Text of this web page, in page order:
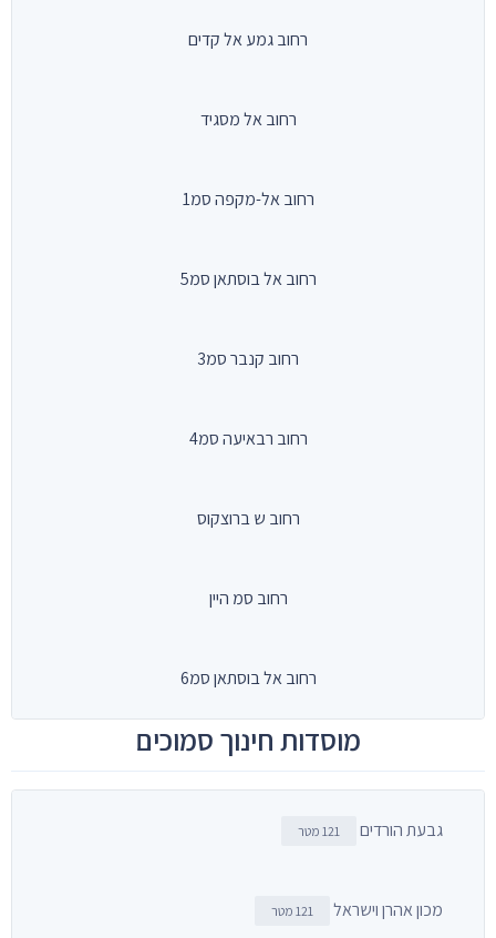
רחוב גמע אל קדים
רחוב אל מסגיד
רחוב אל-מקפה סמ1
רחוב אל בוסתאן סמ5
רחוב קנבר סמ3
רחוב רבאיעה סמ4
רחוב ש ברוצקוס
רחוב סמ היין
רחוב אל בוסתאן סמ6
מוסדות חינוך סמוכים
גבעת הורדים 121 מטר
מכון אהרן וישראל 121 מטר